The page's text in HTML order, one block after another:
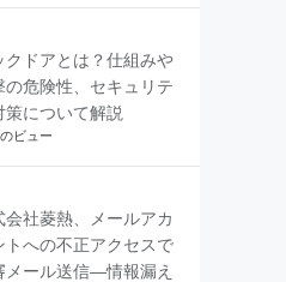
クドアとは？仕組みや
の危険性、セキュリテ
策について解説
ビュー
会社菱熱、メールアカ
トへの不正アクセスで
メール送信―情報漏え